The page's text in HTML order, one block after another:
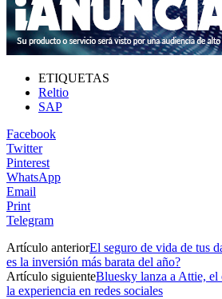
ETIQUETAS
Reltio
SAP
Facebook
Twitter
Pinterest
WhatsApp
Email
Print
Telegram
Artículo anteriorEl seguro de vida de tus
es la inversión más barata del año?
Artículo siguienteBluesky lanza a Attie, el
la experiencia en redes sociales